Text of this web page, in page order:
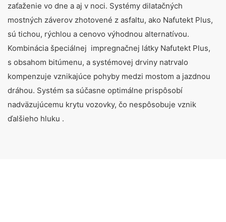
zaťaženie vo dne a aj v noci. Systémy dilatačných
mostných záverov zhotovené z asfaltu, ako Nafutekt Plus,
sú tichou, rýchlou a cenovo výhodnou alternatívou.
Kombinácia špeciálnej impregnačnej látky Nafutekt Plus,
s obsahom bitúmenu, a systémovej drviny natrvalo
kompenzuje vznikajúce pohyby medzi mostom a jazdnou
dráhou. Systém sa súčasne optimálne prispôsobí
nadväzujúcemu krytu vozovky, čo nespôsobuje vznik
ďalšieho hluku .